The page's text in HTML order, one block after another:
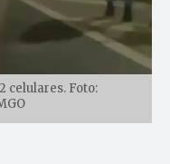
celulares. Foto: